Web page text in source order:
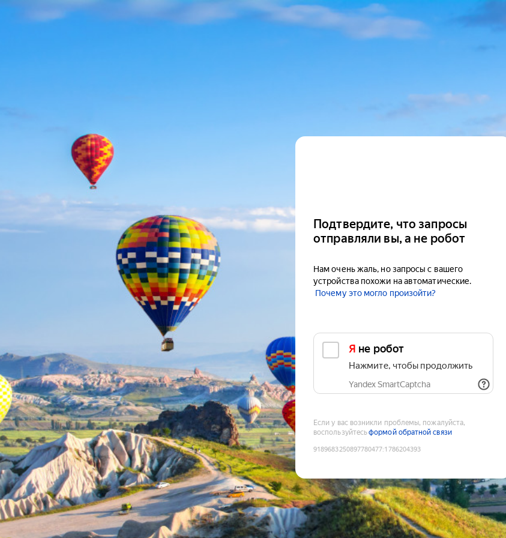
Подтвердите, что запросы
отправляли вы, а не робот
Нам очень жаль, но запросы с вашего
устройства похожи на автоматические.
Почему это могло произойти?
Я не робот
Нажмите, чтобы продолжить
Yandex SmartCaptcha
Если у вас возникли проблемы, пожалуйста,
воспользуйтесьформой обратной связи
9189683250897780477:1786204393